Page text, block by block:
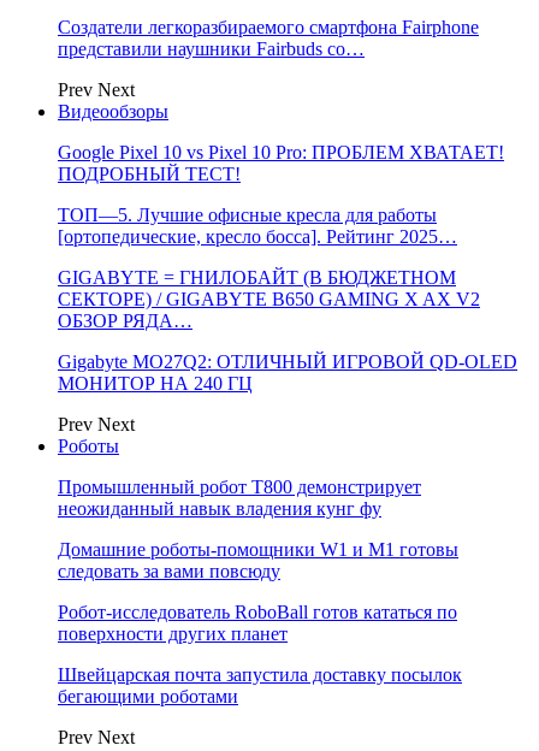
Создатели легкоразбираемого смартфона Fairphone
представили наушники Fairbuds со…
Prev Next
Видеообзоры
Google Pixel 10 vs Pixel 10 Pro: ПРОБЛЕМ ХВАТАЕТ!
ПОДРОБНЫЙ ТЕСТ!
ТОП—5. Лучшие офисные кресла для работы
[ортопедические, кресло босса]. Рейтинг 2025…
GIGABYTE = ГНИЛОБАЙТ (В БЮДЖЕТНОМ
СЕКТОРЕ) / GIGABYTE B650 GAMING X AX V2
ОБЗОР РЯДА…
Gigabyte MO27Q2: ОТЛИЧНЫЙ ИГРОВОЙ QD-OLED
МОНИТОР НА 240 ГЦ
Prev Next
Роботы
Промышленный робот Т800 демонстрирует
неожиданный навык владения кунг фу
Домашние роботы-помощники W1 и M1 готовы
следовать за вами повсюду
Робот-исследователь RoboBall готов кататься по
поверхности других планет
Швейцарская почта запустила доставку посылок
бегающими роботами
Prev Next